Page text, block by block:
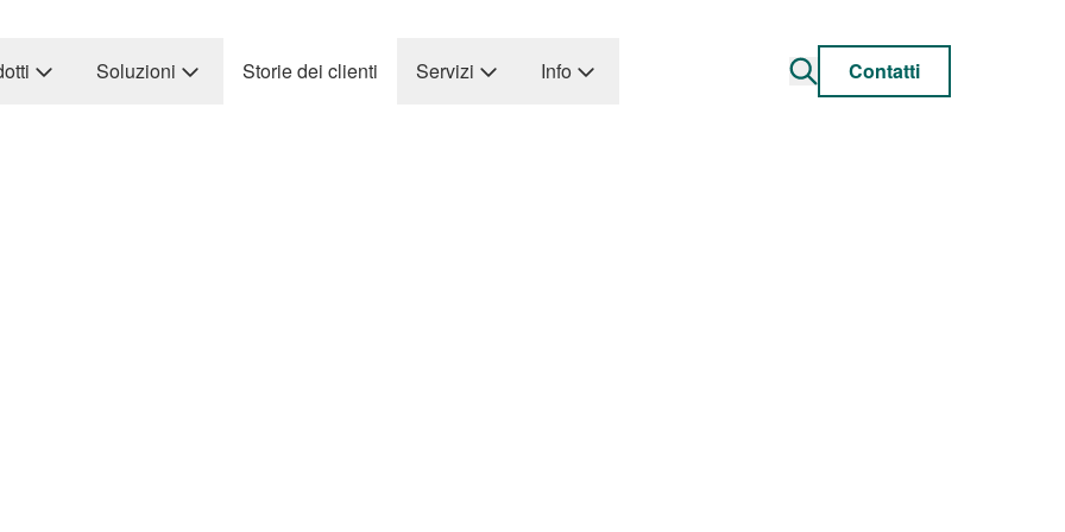
Soluzioni Storie dei clienti Servizi Info Contatti